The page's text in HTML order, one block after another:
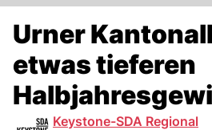
Urner
etwas tieferen
Keystone-SDA Regional